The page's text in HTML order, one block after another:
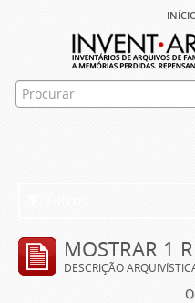
MOSTRAR 1
DESCRIÇÃO